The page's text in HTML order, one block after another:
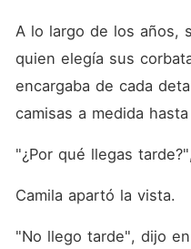
A lo largo de los años,
quien elegía sus
encargaba de cada
camisas a medida
"¿Por qué llegas
Camila apartó la vista.
"No llego tarde", dijo